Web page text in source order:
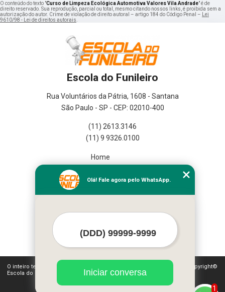
O conteúdo do texto "Curso de Limpeza Ecológica Automotiva Valores Vila Andrade" é de
direito reservado. Sua reprodução, parcial ou total, mesmo citando nossos links, é proibida sem a
autorização do autor. Crime de violação de direito autoral – artigo 184 do Código Penal –
Lei
9610/98 - Lei de direitos autorais
Escola do Funileiro
Rua Voluntários da Pátria, 1608 - Santana
São Paulo - SP - CEP: 02010-400
(11) 2613.3146
(11) 9 9326.0100
Home
Missão
Mapa do site
O inteiro teor deste site está sujeito à proteção de direitos autorais. Copyright©
Escola do Funileiro (Lei 9610 de 19/02/1998)
1
Olá! Fale agora pelo WhatsApp.
Iniciar conversa